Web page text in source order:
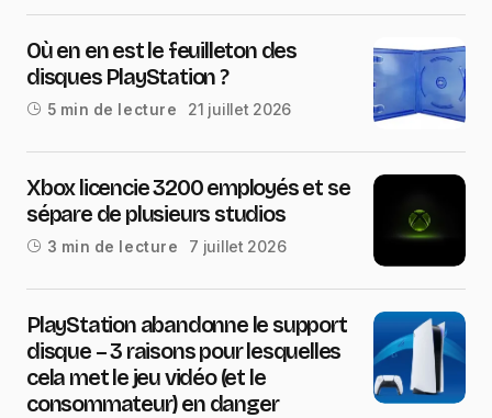
Où en en est le feuilleton des
disques PlayStation ?
5 min de lecture 21 juillet 2026
Xbox licencie 3200 employés et se
sépare de plusieurs studios
3 min de lecture 7 juillet 2026
PlayStation abandonne le support
disque – 3 raisons pour lesquelles
cela met le jeu vidéo (et le
consommateur) en danger